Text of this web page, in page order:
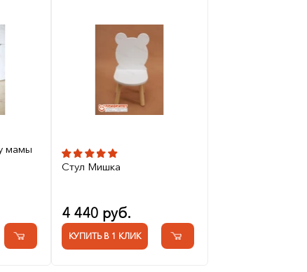
мамы
Стул Мишка
4 440 руб.
КУПИТЬ В 1 КЛИК